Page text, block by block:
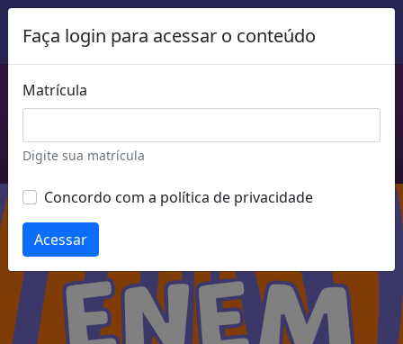
Acessar mais cursos
Faça login para acessar o conteúdo
Matrícula
Digite sua matrícula
Concordo com a política de privacidade
Acessar